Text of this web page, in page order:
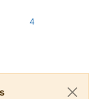
4